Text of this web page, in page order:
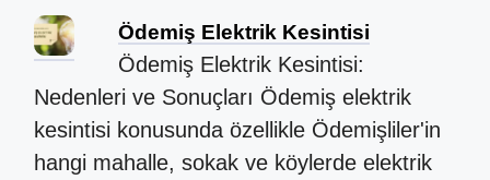
Ödemiş Elektrik Kesintisi
Ödemiş Elektrik Kesintisi:
Nedenleri ve Sonuçları Ödemiş elektrik
kesintisi konusunda özellikle Ödemişliler'in
hangi mahalle, sokak ve köylerde elektrik